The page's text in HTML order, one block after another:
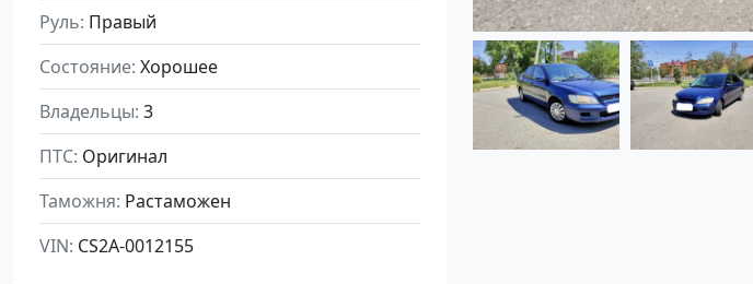
Руль Правый
Состояние Хорошее
Владельцы 3
ПТС Оригинал
Таможня Растаможен
VIN CS2A-0012155